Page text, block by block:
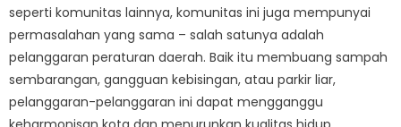
seperti komunitas lainnya, komunitas ini juga mempunyai
permasalahan yang sama – salah satunya adalah
pelanggaran peraturan daerah. Baik itu membuang sampah
sembarangan, gangguan kebisingan, atau parkir liar,
pelanggaran-pelanggaran ini dapat mengganggu